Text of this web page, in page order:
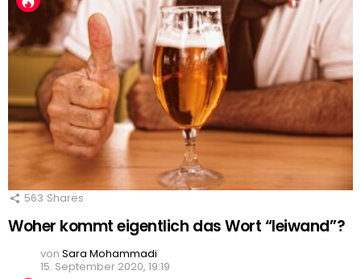
563 Shares
Woher kommt eigentlich das Wort “leiwand”?
von Sara Mohammadi
15. September 2020, 19:19